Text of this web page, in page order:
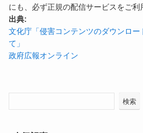
にも、必ず正規の配信サービスをご利
出典:
文化庁「侵害コンテンツのダウンロー
て」
政府広報オンライン
検索